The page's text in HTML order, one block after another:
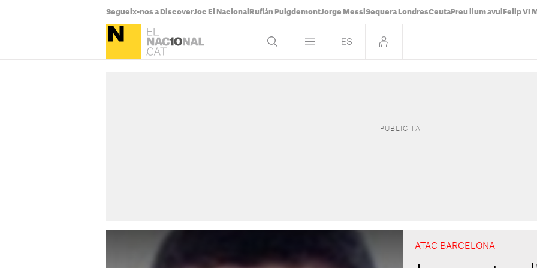
Segueix-nos a DiscoverJoc El Nacional Rufián PuigdemontJorge MessiSequera LondresCeuta Preu llum avui Felip VI
ATAC BARCELONA